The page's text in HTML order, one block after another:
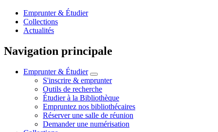
Emprunter & Étudier
Collections
Actualités
Navigation principale
Emprunter & Étudier
S'inscrire & emprunter
Outils de recherche
Étudier à la Bibliothèque
Empruntez nos bibliothécaires
Réserver une salle de réunion
Demander une numérisation